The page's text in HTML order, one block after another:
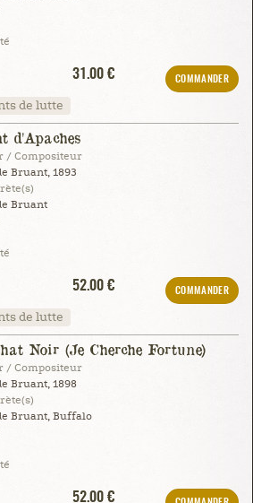
31.00 €
COMMANDER
de lutte
d'Apaches
/ Compositeur
Bruant, 1893
Bruant
52.00 €
COMMANDER
de lutte
Noir (Je Cherche Fortune)
/ Compositeur
Bruant, 1898
Bruant, Buffalo
52.00 €